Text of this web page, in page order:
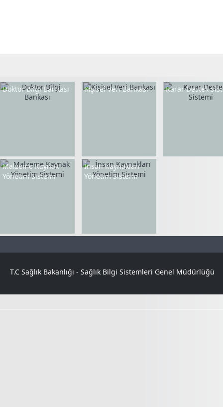
Doktor Bilgi Bankası Kişisel Veri Bankası Karar Destek
Malzeme Kaynak
Yönetim Sistemi
İnsan Kaynakları
Yönetim Sistemi
T.C Sağlık Bakanlığı - Sağlık Bilgi Sistemleri Genel Müdürlüğü